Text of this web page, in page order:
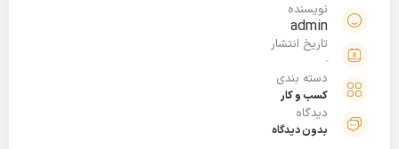
نویسنده
admin
تاریخ انتشار
دسته بندی
کسب و کار
دیدگاه
بدون دیدگاه